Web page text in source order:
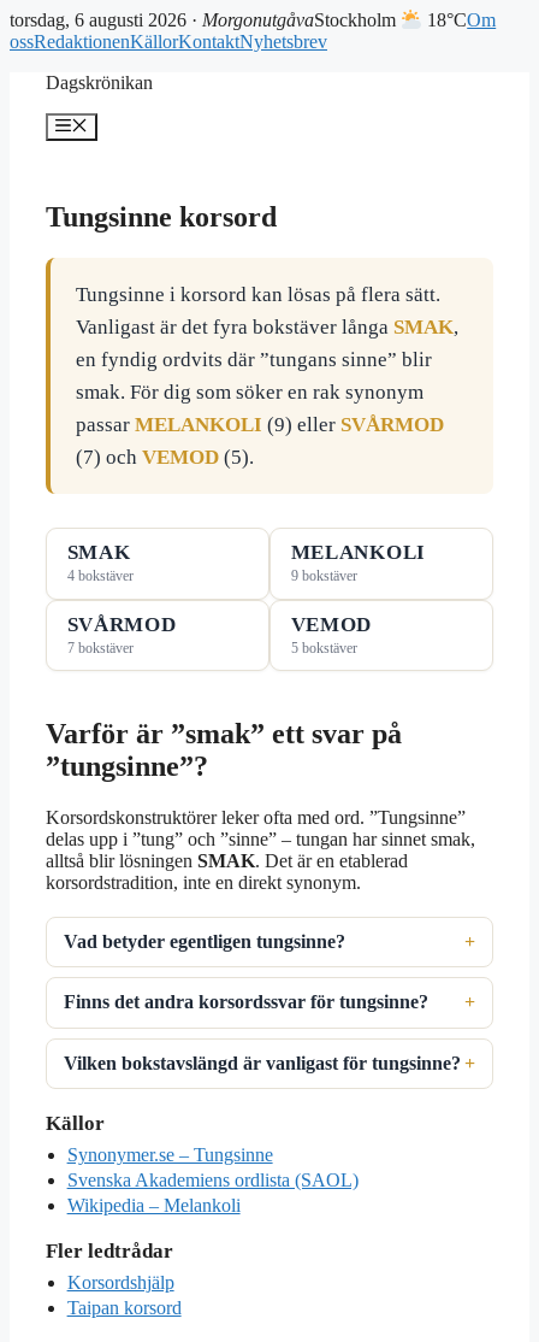
torsdag, 6 augusti 2026 · MorgonutgåvaStockholm 18°COm
ossRedaktionenKällorKontaktNyhetsbrev
Dagskrönikan
Meny
Tungsinne korsord
Tungsinne i korsord kan lösas på flera sätt.
Vanligast är det fyra bokstäver långa SMAK,
en fyndig ordvits där ”tungans sinne” blir
smak. För dig som söker en rak synonym
passar MELANKOLI (9) eller SVÅRMOD
(7) och VEMOD(5).
SMAK
4 bokstäver
MELANKOLI
9 bokstäver
SVÅRMOD
7 bokstäver
VEMOD
5 bokstäver
Varför är ”smak” ett svar på
”tungsinne”?
Korsordskonstruktörer leker ofta med ord. ”Tungsinne”
delas upp i ”tung” och ”sinne” – tungan har sinnet smak,
alltså blir lösningen SMAK. Det är en etablerad
korsordstradition, inte en direkt synonym.
Vad betyder egentligen tungsinne?
Finns det andra korsordssvar för tungsinne?
Vilken bokstavslängd är vanligast för tungsinne?
Källor
Synonymer.se – Tungsinne
Svenska Akademiens ordlista (SAOL)
Wikipedia – Melankoli
Fler ledtrådar
Korsordshjälp
Taipan korsord